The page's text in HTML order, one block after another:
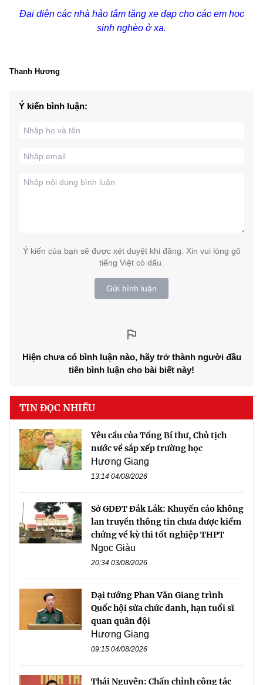
Đại diện các nhà hảo tâm tặng xe đạp cho các em học
sinh nghèo ở xa.
Thanh Hương
Ý kiến bình luận:
Ý kiến của bạn sẽ được xét duyệt khi đăng. Xin vui lòng gõ
tiếng Việt có dấu.
Gửi bình luận
Hiện chưa có bình luận nào, hãy trở thành người đầu
tiên bình luận cho bài biết này!
TIN ĐỌC NHIỀU
Yêu cầu của Tổng Bí thư, Chủ tịch
nước về sắp xếp trường học
Hương Giang
13:14 04/08/2026
Sở GDĐT Đắk Lắk: Khuyến cáo không
lan truyền thông tin chưa được kiểm
chứng về kỳ thi tốt nghiệp THPT
Ngọc Giàu
20:34 03/08/2026
Đại tướng Phan Văn Giang trình
Quốc hội sửa chức danh, hạn tuổi sĩ
quan quân đội
Hương Giang
09:15 04/08/2026
Thái Nguyên: Chấn chỉnh công tác